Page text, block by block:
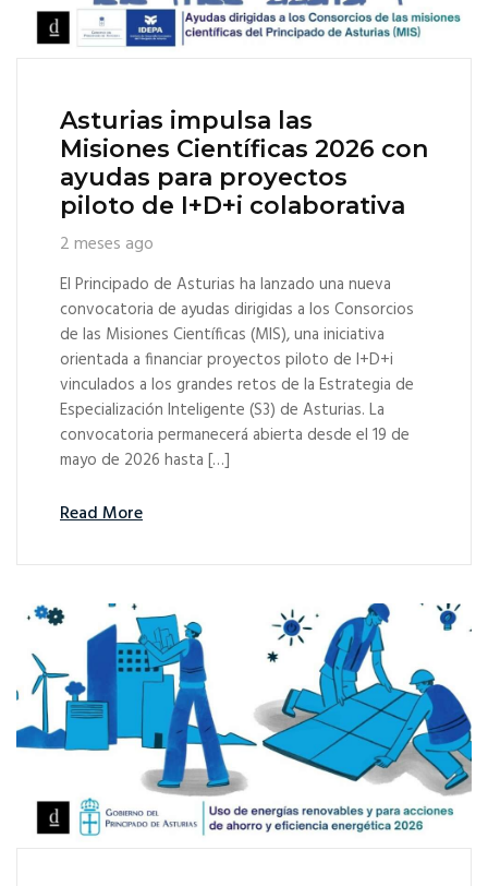
Asturias impulsa las
Misiones Científicas 2026 con
ayudas para proyectos
piloto de I+D+i colaborativa
2 meses ago
El Principado de Asturias ha lanzado una nueva
convocatoria de ayudas dirigidas a los Consorcios
de las Misiones Científicas (MIS), una iniciativa
orientada a financiar proyectos piloto de I+D+i
vinculados a los grandes retos de la Estrategia de
Especialización Inteligente (S3) de Asturias. La
convocatoria permanecerá abierta desde el 19 de
mayo de 2026 hasta […]
Read More